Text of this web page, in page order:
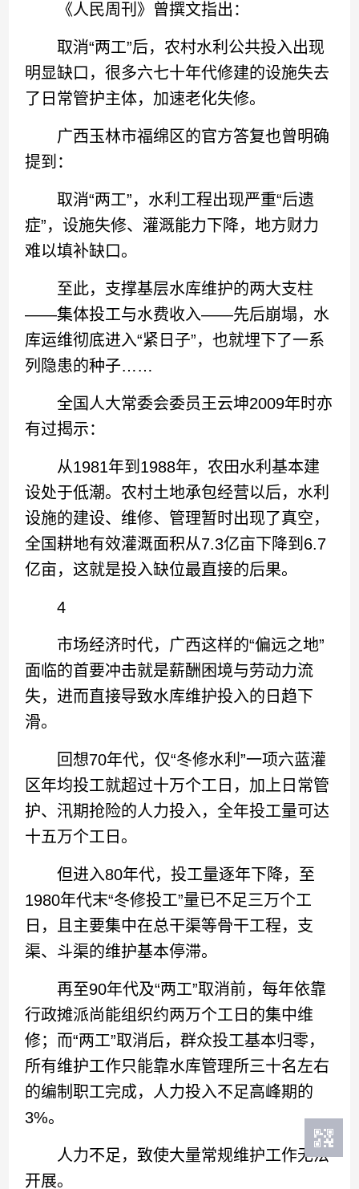
《人民周刊》曾撰文指出：
取消“两工”后，农村水利公共投入出现
明显缺口，很多六七十年代修建的设施失去
了日常管护主体，加速老化失修。
广西玉林市福绵区的官方答复也曾明确
提到：
取消“两工”，水利工程出现严重“后遗
症”，设施失修、灌溉能力下降，地方财力
难以填补缺口。
至此，支撑基层水库维护的两大支柱
——集体投工与水费收入——先后崩塌，水
库运维彻底进入“紧日子”，也就埋下了一系
列隐患的种子……
全国人大常委会委员王云坤2009年时亦
有过揭示：
从1981年到1988年，农田水利基本建
设处于低潮。农村土地承包经营以后，水利
设施的建设、维修、管理暂时出现了真空，
全国耕地有效灌溉面积从7.3亿亩下降到6.7
亿亩，这就是投入缺位最直接的后果。
4
市场经济时代，广西这样的“偏远之地”
面临的首要冲击就是薪酬困境与劳动力流
失，进而直接导致水库维护投入的日趋下
滑。
回想70年代，仅“冬修水利”一项六蓝灌
区年均投工就超过十万个工日，加上日常管
护、汛期抢险的人力投入，全年投工量可达
十五万个工日。
但进入80年代，投工量逐年下降，至
1980年代末“冬修投工”量已不足三万个工
日，且主要集中在总干渠等骨干工程，支
渠、斗渠的维护基本停滞。
再至90年代及“两工”取消前，每年依靠
行政摊派尚能组织约两万个工日的集中维
修；而“两工”取消后，群众投工基本归零，
所有维护工作只能靠水库管理所三十名左右
的编制职工完成，人力投入不足高峰期的
3%。
人力不足，致使大量常规维护工作无法
开展。